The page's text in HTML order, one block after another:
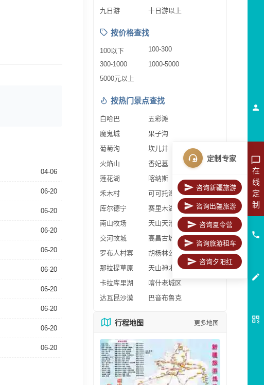
04-06
06-20
06-20
06-20
06-20
06-20
06-20
06-20
06-20
06-20
九日游
十日游以上
按价格查找
100以下
100-300
300-1000
1000-5000
5000元以上
按热门景点查找
白哈巴
五彩滩
魔鬼城
果子沟
葡萄沟
坎儿井
火焰山
香妃墓
莲花湖
喀纳斯
禾木村
可可托海
库尔德宁
赛里木湖
南山牧场
天山天池
交河故城
高昌古城
罗布人村寨
胡杨林公园
那拉提草原
天山神木园
卡拉库里湖
喀什老城区
达瓦昆沙漠
巴音布鲁克
行程地图 更多地图
在
线
定
制
定制专家
咨询新疆旅游
咨询出疆旅游
咨询夏令营
咨询旅游租车
咨询夕阳红